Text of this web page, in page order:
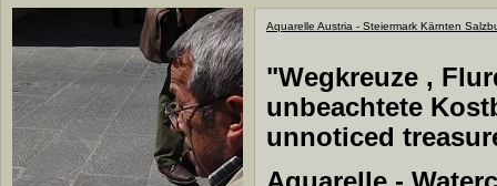
Aquarelle Austria - Steiermark Kärnten
"Wegkreuze ,
unbeachtete
unnoticed